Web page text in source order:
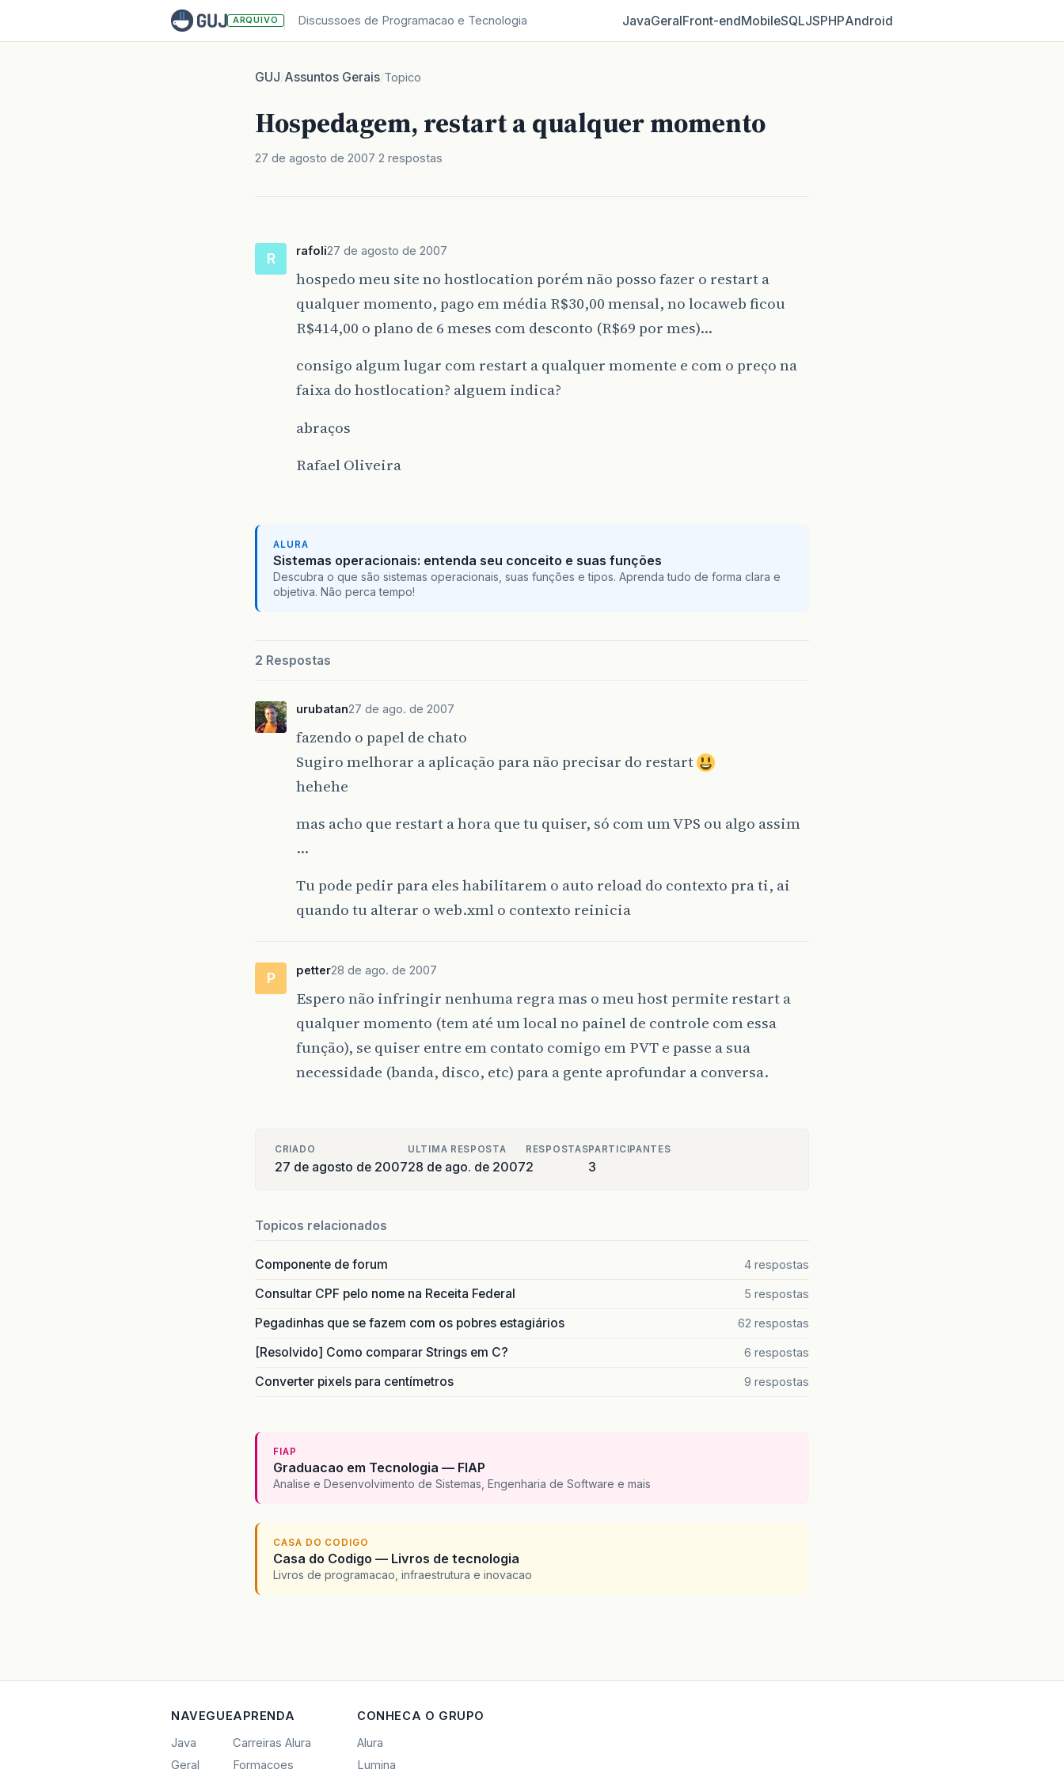
ARQUIVO Discussoes de Programacao e Tecnologia JavaGeralFront‑endMobileSQLJSPHPAndroid
GUJ/Assuntos Gerais/Topico
Hospedagem, restart a qualquer momento
27 de agosto de 2007 2 respostas
R rafoli27 de agosto de 2007
hospedo meu site no hostlocation porém não posso fazer o restart a
qualquer momento, pago em média R$30,00 mensal, no locaweb ficou
R$414,00 o plano de 6 meses com desconto (R$69 por mes)…
consigo algum lugar com restart a qualquer momente e com o preço na
faixa do hostlocation? alguem indica?
abraços
Rafael Oliveira
ALURA
Sistemas operacionais: entenda seu conceito e suas funções
Descubra o que são sistemas operacionais, suas funções e tipos. Aprenda tudo de forma clara e
objetiva. Não perca tempo!
2 Respostas
urubatan27 de ago. de 2007
fazendo o papel de chato
Sugiro melhorar a aplicação para não precisar do restart
hehehe
mas acho que restart a hora que tu quiser, só com um VPS ou algo assim
…
Tu pode pedir para eles habilitarem o auto reload do contexto pra ti, ai
quando tu alterar o web.xml o contexto reinicia
P petter28 de ago. de 2007
Espero não infringir nenhuma regra mas o meu host permite restart a
qualquer momento (tem até um local no painel de controle com essa
função), se quiser entre em contato comigo em PVT e passe a sua
necessidade (banda, disco, etc) para a gente aprofundar a conversa.
CRIADO
27 de agosto de 2007
ULTIMA RESPOSTA
28 de ago. de 2007
RESPOSTAS
2
PARTICIPANTES
3
Topicos relacionados
Componente de forum 4 respostas
Consultar CPF pelo nome na Receita Federal 5 respostas
Pegadinhas que se fazem com os pobres estagiários 62 respostas
[Resolvido] Como comparar Strings em C? 6 respostas
Converter pixels para centímetros 9 respostas
FIAP
Graduacao em Tecnologia — FIAP
Analise e Desenvolvimento de Sistemas, Engenharia de Software e mais
CASA DO CODIGO
Casa do Codigo — Livros de tecnologia
Livros de programacao, infraestrutura e inovacao
NAVEGUE
Java
Geral
APRENDA
Carreiras Alura
Formacoes
CONHECA O GRUPO
Alura
Lumina